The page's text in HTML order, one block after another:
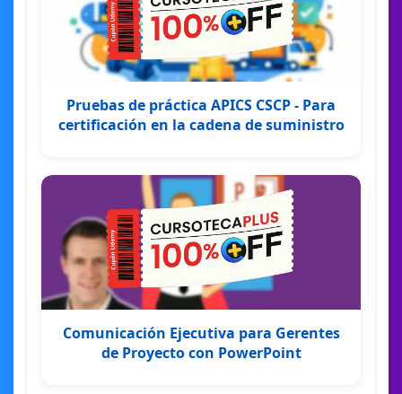
Pruebas de práctica APICS CSCP - Para
certificación en la cadena de suministro
Comunicación Ejecutiva para Gerentes
de Proyecto con PowerPoint